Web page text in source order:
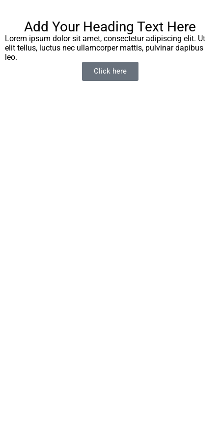
Add Your Heading Text Here
Lorem ipsum dolor sit amet, consectetur adipiscing elit. Ut
elit tellus, luctus nec ullamcorper mattis, pulvinar dapibus
leo.
Click here